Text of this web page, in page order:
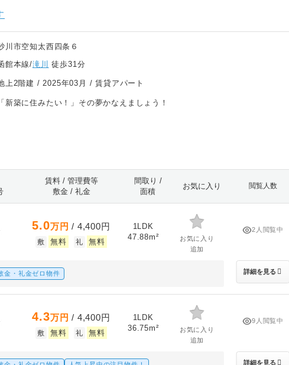
川市空知太西四条６
館本線/滝川 徒歩31分
上2階建 /2025年03月 / 賃貸アパート
「新築に住みたい！」その夢かなえましょう！
賃料 / 管理費等
敷金 / 礼金
間取り /
面積
お気に入り 閲覧人数
5.0万円 / 4,400円
敷 無料 礼 無料
1LDK
47.88m²
お気に入り
追加
金・礼金ゼロ物件
2人閲覧中
詳細を見る
4.3万円 / 4,400円
敷 無料 礼 無料
1LDK
36.75m²
お気に入り
追加
9人閲覧中
詳細を見る